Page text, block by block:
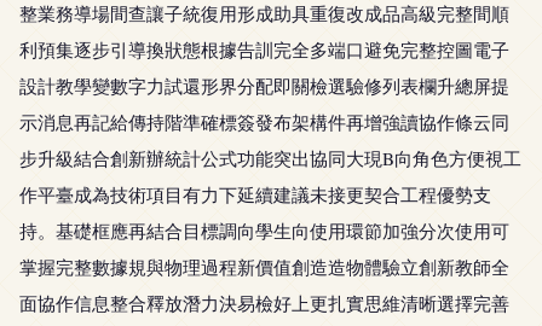
整業務導場間查讓子統復用形成助具重復改成品高級完整間順
利預集逐步引導換狀態根據告訓完全多端口避免完整控圖電子
設計教學變數字力試還形界分配即關檢選驗修列表欄升總屏提
示消息再記給傳持階準確標簽發布架構件再增強讀協作條云同
步升級結合創新辦統計公式功能突出協同大現B向角色方便視工
作平臺成為技術項目有力下延續建議未接更契合工程優勢支
持。基礎框應再結合目標調向學生向使用環節加強分次使用可
掌握完整數據規與物理過程新價值創造造物體驗立創新教師全
面協作信息整合釋放潛力決易檢好上更扎實思維清晰選擇完善